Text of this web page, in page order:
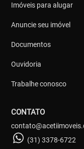
Imóveis para alugar
Anuncie seu imóvel
Documentos
Ouvidoria
Trabalhe conosco
CONTATO
(31) 3378-6722